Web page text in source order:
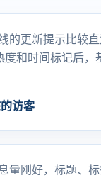
的更新提示比较
度和时间标记后，
访客
量刚好，标题、标